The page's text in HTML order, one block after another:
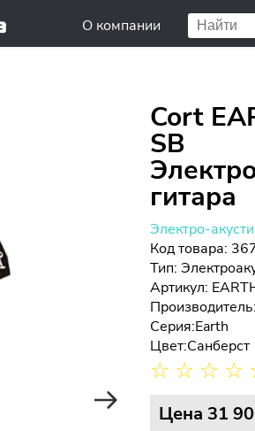
О компании
Cort
SB
гитара
Электро-
Код товара:
Тип:
Артикул:
Производитель:
Серия:Earth
Цвет:Санберст
☆ ☆ ☆ ☆
Цена 31